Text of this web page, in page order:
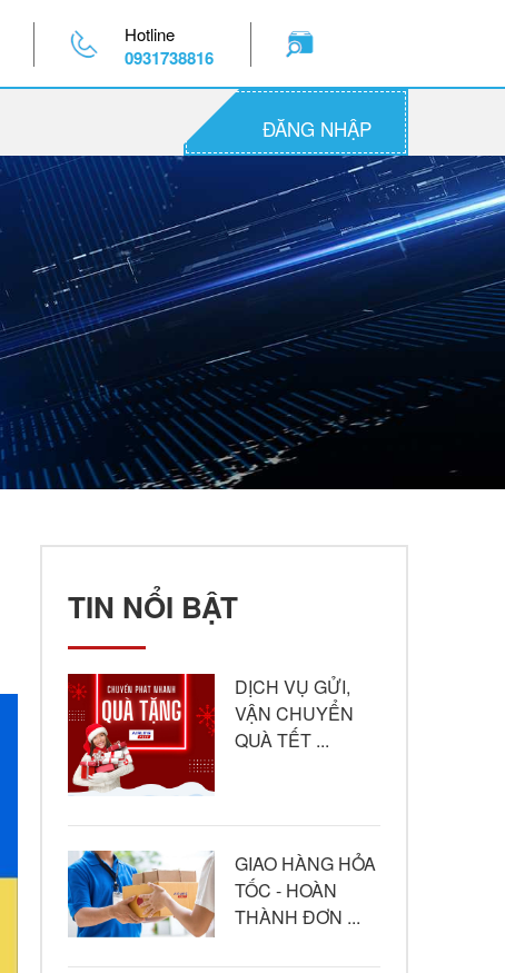
Hotline
0931738816
ĐĂNG NHẬP
TIN NỔI BẬT
DỊCH VỤ GỬI,
VẬN CHUYỂN
QUÀ TẾT ...
GIAO HÀNG HỎA
TỐC - HOÀN
THÀNH ĐƠN ...